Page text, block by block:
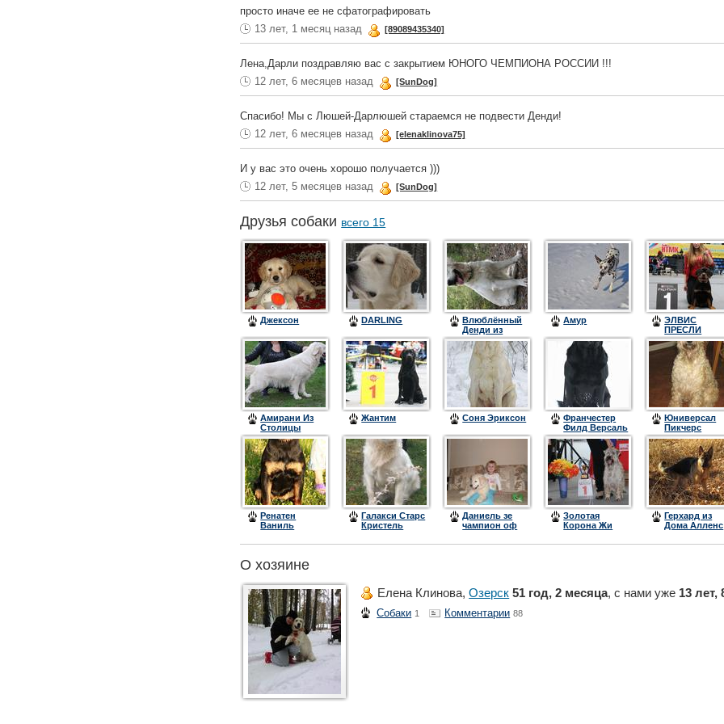
просто иначе ее не сфатографировать
13 лет, 1 месяц назад
[89089435340]
Лена,Дарли поздравляю вас с закрытием ЮНОГО ЧЕМПИОНА РОССИИ !!!
12 лет, 6 месяцев назад
[SunDog]
Спасибо! Мы с Люшей-Дарлюшей стараемся не подвести Денди!
12 лет, 6 месяцев назад
[elenaklinova75]
И у вас это очень хорошо получается )))
12 лет, 5 месяцев назад
[SunDog]
Друзья собаки всего 15
Джексон DARLING
Влюблённый
Денди из
Столицы
Урала
Амур
ЭЛВИС
ПРЕСЛИ
КОРОЛЬ
Н-РОЛЛА
Амирани Из
Столицы
Урала
Жантим Соня Эриксон
Франчестер
Филд Версаль
Юниверсал
Пикчерс
Янтарное
Чудо
Ренатен
Ваниль
Галакси Старс
Кристель
Даниель зе
чампион оф
Золотая
Корона Жи
Герхард из
Дома Алленс
О хозяине
Елена Клинова,Озерск 51 год, 2 месяца, с нами уже 13 лет,
Собаки 1 Комментарии 88